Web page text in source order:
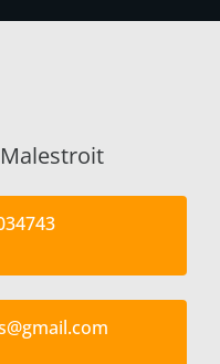
ail.com